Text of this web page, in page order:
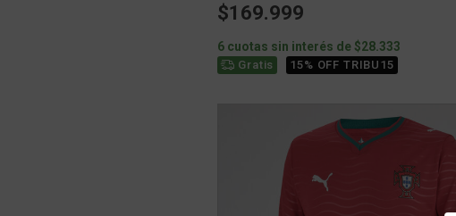
$169.999
6 cuotas sin interés de $28.333
Gratis 15% OFF TRIBU15